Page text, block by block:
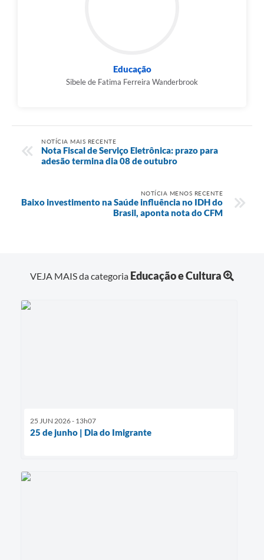
Briefing de Ações, Divulgações e Eventos
Solicitação de Remoção: Instituições Escolares
Educação
Sibele de Fatima Ferreira Wanderbrook
NOTÍCIA MAIS RECENTE
Nota Fiscal de Serviço Eletrônica: prazo para
adesão termina dia 08 de outubro
NOTÍCIA MENOS RECENTE
Baixo investimento na Saúde influência no IDH do
Brasil, aponta nota do CFM
VEJA MAIS da categoria Educação e Cultura
25 JUN 2026 - 13h07
25 de junho | Dia do Imigrante